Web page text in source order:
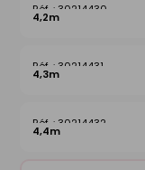
30214430
4,2m
30214431
4,3m
30214432
4,4m